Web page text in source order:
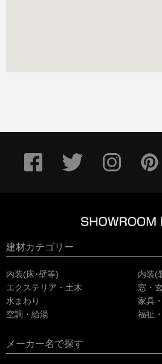
建材カテゴリー
内装(床･壁等)
内装(
エクステリア・土木
窓・
水まわり
家具
空調・給湯
福祉
メーカー名で探す